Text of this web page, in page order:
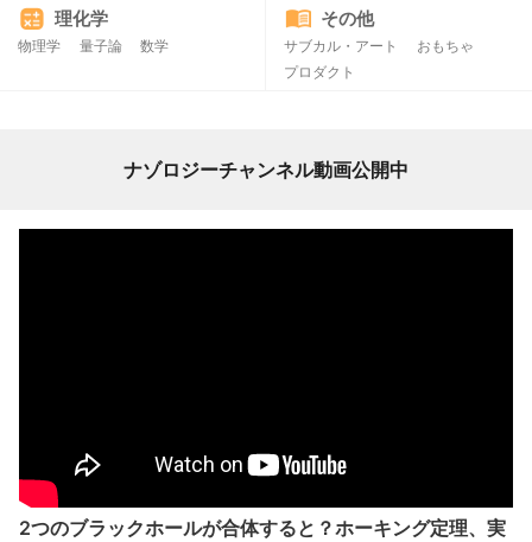
理化学
物理学 量子論 数学
その他
サブカル・アート
おもちゃ
プロダクト
ナゾロジーチャンネル動画公開中
2つのブラックホールが合体すると？ホーキング定理、実